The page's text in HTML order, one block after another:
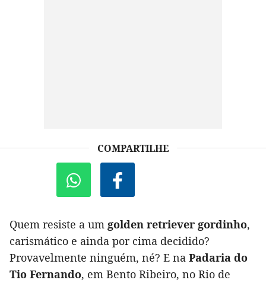
COMPARTILHE
Quem resiste a um golden retriever gordinho,
carismático e ainda por cima decidido?
Provavelmente ninguém, né? E na Padaria do
Tio Fernando, em Bento Ribeiro, no Rio de